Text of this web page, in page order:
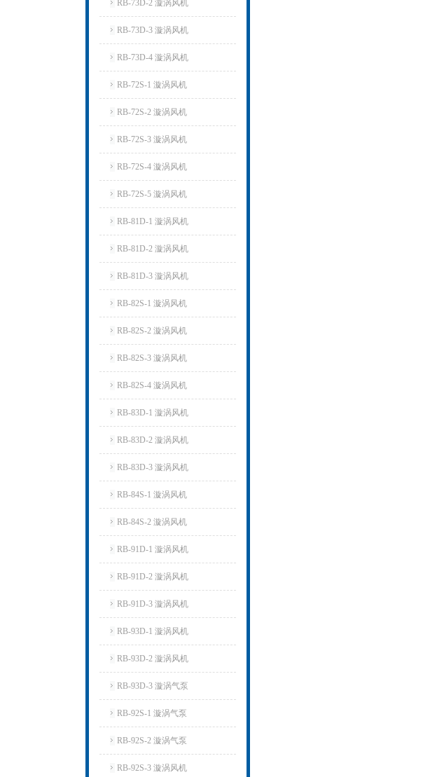
RB-73D-2 漩涡风机
RB-73D-3 漩涡风机
RB-73D-4 漩涡风机
RB-72S-1 漩涡风机
RB-72S-2 漩涡风机
RB-72S-3 漩涡风机
RB-72S-4 漩涡风机
RB-72S-5 漩涡风机
RB-81D-1 漩涡风机
RB-81D-2 漩涡风机
RB-81D-3 漩涡风机
RB-82S-1 漩涡风机
RB-82S-2 漩涡风机
RB-82S-3 漩涡风机
RB-82S-4 漩涡风机
RB-83D-1 漩涡风机
RB-83D-2 漩涡风机
RB-83D-3 漩涡风机
RB-84S-1 漩涡风机
RB-84S-2 漩涡风机
RB-91D-1 漩涡风机
RB-91D-2 漩涡风机
RB-91D-3 漩涡风机
RB-93D-1 漩涡风机
RB-93D-2 漩涡风机
RB-93D-3 漩涡气泵
RB-92S-1 漩涡气泵
RB-92S-2 漩涡气泵
RB-92S-3 漩涡风机